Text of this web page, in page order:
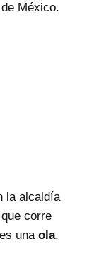
México.
la alcaldía
corre
una ola.